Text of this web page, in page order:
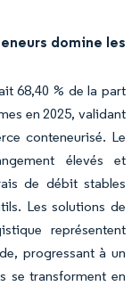
domine les
68,40 % de la part
en 2025, validant
conteneurisé. Le
élevés et
de débit stables
Les solutions de
représentent
progressant à un
se transforment en